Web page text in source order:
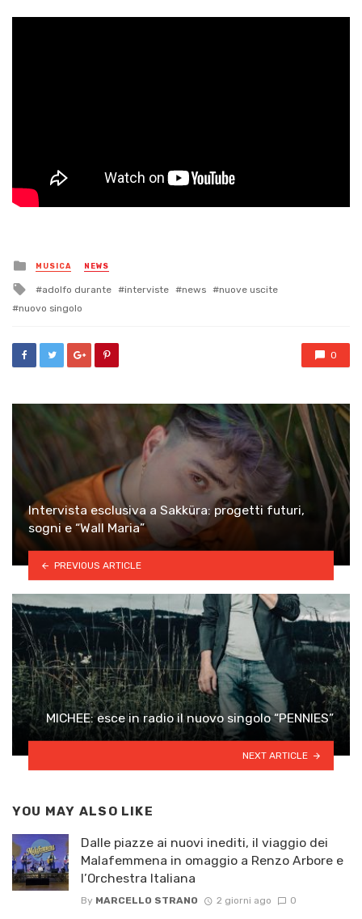
Posted
in
MUSICA NEWS
Tagged
adolfo durante interviste news
nuove uscite
nuovo singolo
0
Intervista esclusiva a Sakküra: progetti futuri,
sogni e “Wall Maria”
PREVIOUS ARTICLE
MICHEE: esce in radio il nuovo singolo “PENNIES”
NEXT ARTICLE
YOU MAY ALSO LIKE
Dalle piazze ai nuovi inediti, il viaggio dei
Malafemmena in omaggio a Renzo Arbore e
l’Orchestra Italiana ​
By MARCELLO STRANO 2 giorni ago 0